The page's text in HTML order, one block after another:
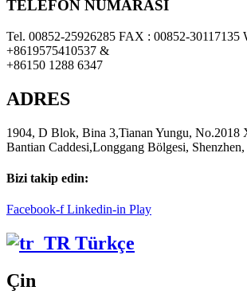
TELEFON NUMARASI
Tel. 00852-25926285 FAX : 00852-30117135
+8619575410537 &
+86150 1288 6347
ADRES
1904, D Blok, Bina 3,Tianan Yungu, No.2018
Bantian Caddesi,Longgang Bölgesi,
Bizi takip edin:
Facebook-f Linkedin-in Play
Türkçe
Çin